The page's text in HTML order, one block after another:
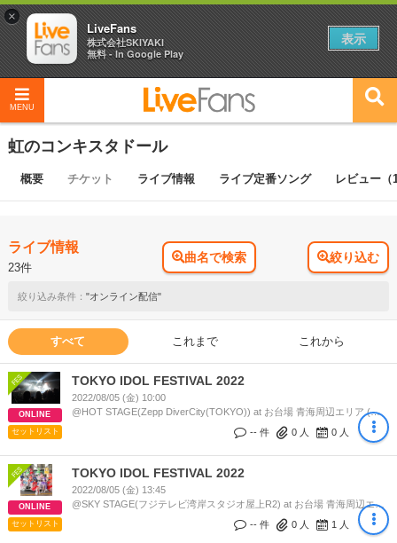
MENU
虹のコンキスタドール
概要 チケット ライブ情報 ライブ定番ソング レビュー（
ライブ情報
23件
曲名で検索 絞り込む
"オンライン配信"
すべて これまで これから
ONLINE
セットリスト
TOKYO IDOL FESTIVAL 2022
2022/08/05 (金) 10:00
@HOT STAGE(Zepp DiverCity(TOKYO)) at お台場 青海周辺エリア (東
-- 件 0 人 0 人
ONLINE
セットリスト
TOKYO IDOL FESTIVAL 2022
2022/08/05 (金) 13:45
@SKY STAGE(フジテレビ湾岸スタジオ屋上R2) at お台場 青海周辺エリ
-- 件 0 人 1 人
×
LiveFans
株式会社SKIYAKI
無料 - In Google Play
表示